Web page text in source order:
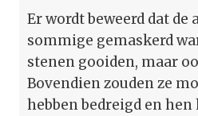
Er wordt beweerd dat de
sommige gemaskerd
stenen gooiden, maar
Bovendien zouden ze
hebben bedreigd en hen